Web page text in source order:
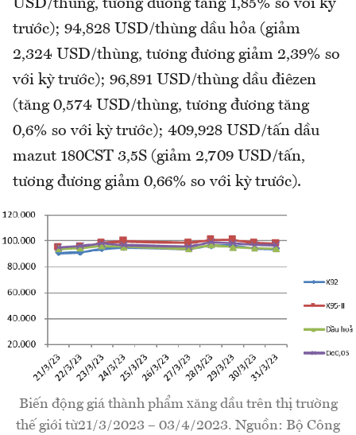
USD/thùng, tương đương tăng 1,85% so với kỳ
trước); 94,828 USD/thùng dầu hỏa (giảm
2,324 USD/thùng, tương đương giảm 2,39% so
với kỳ trước); 96,891 USD/thùng dầu điêzen
(tăng 0,574 USD/thùng, tương đương tăng
0,6% so với kỳ trước); 409,928 USD/tấn dầu
mazut 180CST 3,5S (giảm 2,709 USD/tấn,
tương đương giảm 0,66% so với kỳ trước).
Biến động giá thành phẩm xăng dầu trên thị trường
thế giới từ21/3/2023 – 03/4/2023. Nguồn: Bộ Công